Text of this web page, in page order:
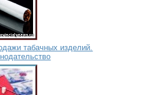
табачных изделий.